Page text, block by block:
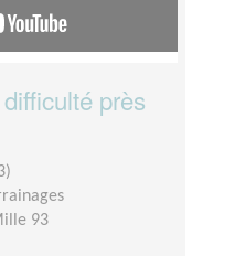
près
93